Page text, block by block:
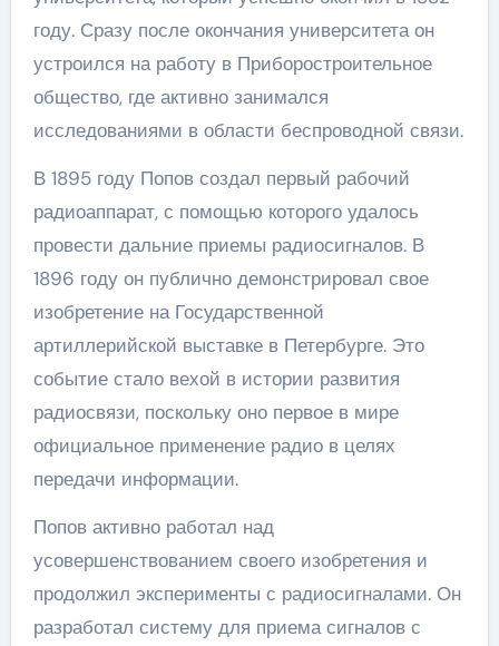
году. Сразу после окончания университета он
устроился на работу в Приборостроительное
общество, где активно занимался
исследованиями в области беспроводной связи.
В 1895 году Попов создал первый рабочий
радиоаппарат, с помощью которого удалось
провести дальние приемы радиосигналов. В
1896 году он публично демонстрировал свое
изобретение на Государственной
артиллерийской выставке в Петербурге. Это
событие стало вехой в истории развития
радиосвязи, поскольку оно первое в мире
официальное применение радио в целях
передачи информации.
Попов активно работал над
усовершенствованием своего изобретения и
продолжил эксперименты с радиосигналами. Он
разработал систему для приема сигналов с